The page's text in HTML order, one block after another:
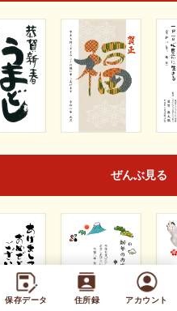
保存データ 住所録 アカウント
ぜんぶ見る